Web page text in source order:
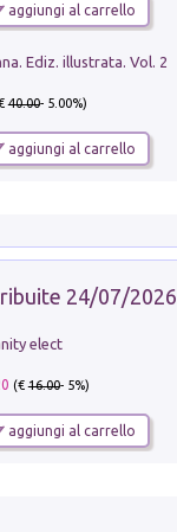
aggiungi al carrello
Ediz. illustrata. Vol. 2
40.00- 5.00%)
aggiungi al carrello
24/07/2026
elect
(€16.00- 5%)
aggiungi al carrello